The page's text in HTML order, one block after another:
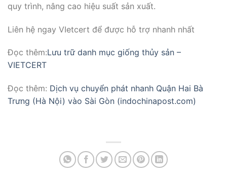
quy trình, nâng cao hiệu suất sản xuất.
Liên hệ ngay VIetcert để được hỗ trợ nhanh nhất
Đọc thêm:Lưu trữ danh mục giống thủy sản –
VIETCERT
Đọc thêm: Dịch vụ chuyển phát nhanh Quận Hai Bà
Trưng (Hà Nội) vào Sài Gòn (indochinapost.com)